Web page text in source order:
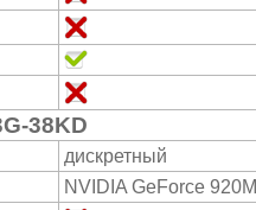
38KD
дискретный
NVIDIA GeForce 920M